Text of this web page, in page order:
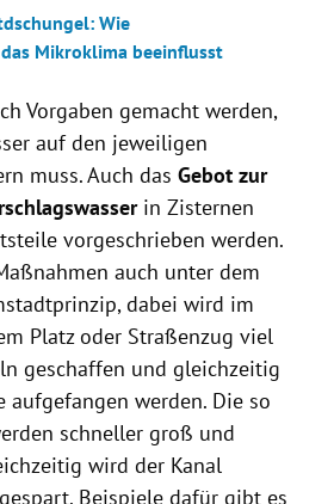
Wie
Mikroklima beeinflusst
Vorgaben gemacht werden,
auf den jeweiligen
muss. Auch das Gebot zur
in Zisternen
vorgeschrieben werden.
auch unter dem
dabei wird im
Platz oder Straßenzug viel
geschaffen und gleichzeitig
aufgefangen werden. Die so
schneller groß und
wird der Kanal
Beispiele dafür gibt es